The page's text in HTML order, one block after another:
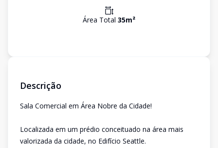
Área Total 35m²
Descrição
Sala Comercial em Área Nobre da Cidade!
Localizada em um prédio conceituado na área mais
valorizada da cidade, no Edifício Seattle.